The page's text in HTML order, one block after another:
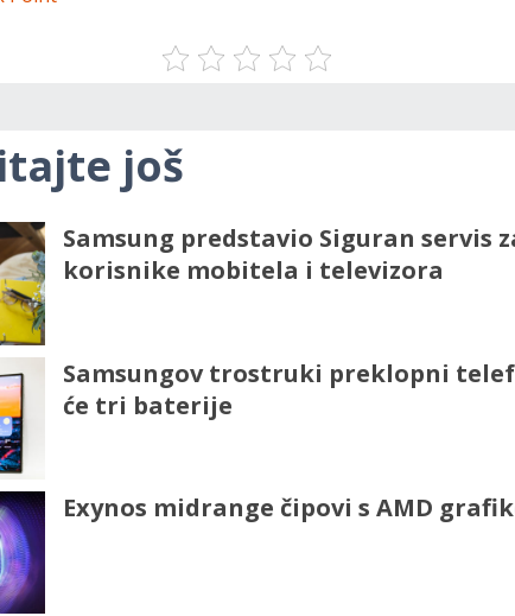
još
Samsung predstavio Siguran servis
korisnike mobitela i televizora
Samsungov trostruki preklopni
će tri baterije
Exynos midrange čipovi s AMD